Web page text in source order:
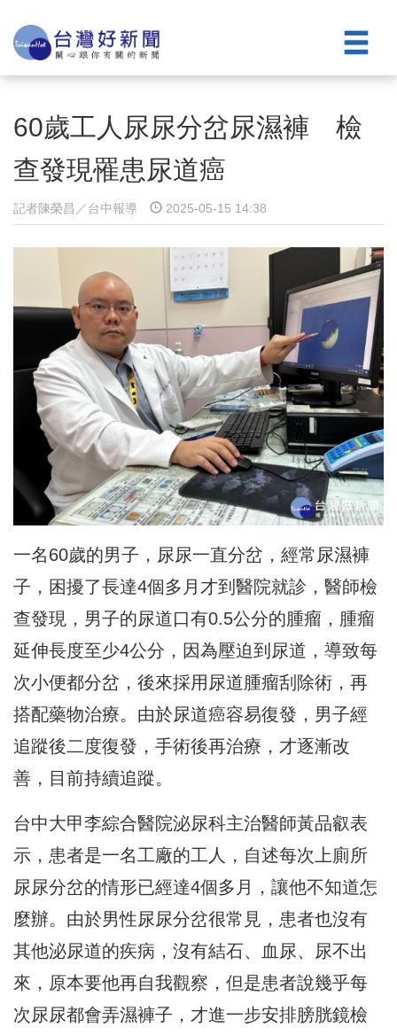
60歲工人尿尿分岔尿濕褲 檢
查發現罹患尿道癌
記者陳榮昌／台中報導 2025-05-15 14:38
一名60歲的男子，尿尿一直分岔，經常尿濕褲
子，困擾了長達4個多月才到醫院就診，醫師檢
查發現，男子的尿道口有0.5公分的腫瘤，腫瘤
延伸長度至少4公分，因為壓迫到尿道，導致每
次小便都分岔，後來採用尿道腫瘤刮除術，再
搭配藥物治療。由於尿道癌容易復發，男子經
追蹤後二度復發，手術後再治療，才逐漸改
善，目前持續追蹤。
台中大甲李綜合醫院泌尿科主治醫師黃品叡表
示，患者是一名工廠的工人，自述每次上廁所
尿尿分岔的情形已經達4個多月，讓他不知道怎
麼辦。由於男性尿尿分岔很常見，患者也沒有
其他泌尿道的疾病，沒有結石、血尿、尿不出
來，原本要他再自我觀察，但是患者說幾乎每
次尿尿都會弄濕褲子，才進一步安排膀胱鏡檢